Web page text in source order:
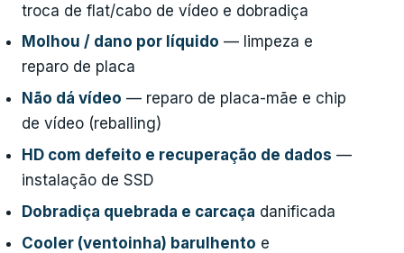
troca de flat/cabo de vídeo e dobradiça
Molhou / dano por líquido — limpeza e
reparo de placa
Não dá vídeo — reparo de placa-mãe e chip
de vídeo (reballing)
HD com defeito e recuperação de dados —
instalação de SSD
Dobradiça quebrada e carcaça danificada
Cooler (ventoinha) barulhento e